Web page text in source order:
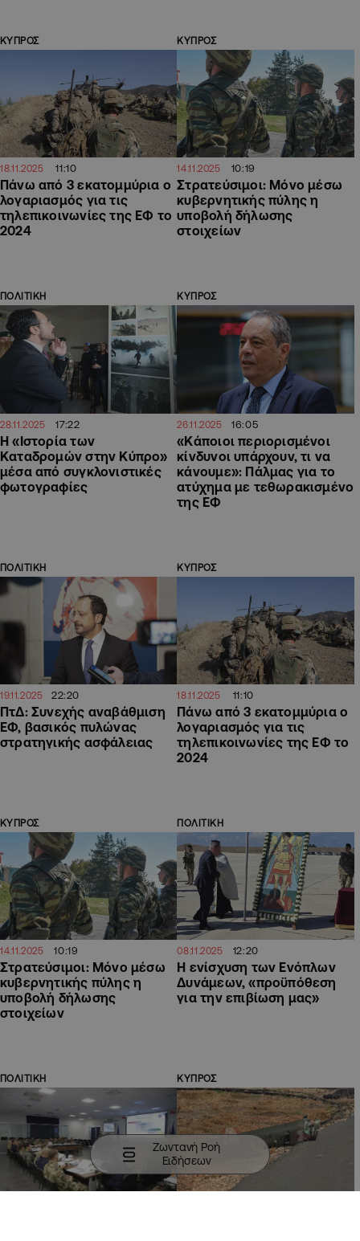
ΚΥΠΡΟΣ
18.11.2025 11:10
Πάνω από 3 εκατομμύρια ο
λογαριασμός για τις
τηλεπικοινωνίες της ΕΦ το
2024
ΚΥΠΡΟΣ
14.11.2025 10:19
Στρατεύσιμοι: Μόνο μέσω
κυβερνητικής πύλης η
υποβολή δήλωσης
στοιχείων
ΠΟΛΙΤΙΚΗ
28.11.2025 17:22
Η «Ιστορία των
Καταδρομών στην Κύπρο»
μέσα από συγκλονιστικές
φωτογραφίες
ΚΥΠΡΟΣ
26.11.2025 16:05
«Kάποιοι περιορισμένοι
κίνδυνοι υπάρχουν, τι να
κάνουμε»: Πάλμας για το
ατύχημα με τεθωρακισμένο
της ΕΦ
ΠΟΛΙΤΙΚΗ
19.11.2025 22:20
ΠτΔ: Συνεχής αναβάθμιση
ΕΦ, βασικός πυλώνας
στρατηγικής ασφάλειας
ΚΥΠΡΟΣ
18.11.2025 11:10
Πάνω από 3 εκατομμύρια ο
λογαριασμός για τις
τηλεπικοινωνίες της ΕΦ το
2024
ΚΥΠΡΟΣ
14.11.2025 10:19
Στρατεύσιμοι: Μόνο μέσω
κυβερνητικής πύλης η
υποβολή δήλωσης
στοιχείων
ΠΟΛΙΤΙΚΗ
08.11.2025 12:20
Η ενίσχυση των Ενόπλων
Δυνάμεων, «προϋπόθεση
για την επιβίωση μας»
ΠΟΛΙΤΙΚΗ ΚΥΠΡΟΣ
Ζωντανή Ροή
Ειδήσεων